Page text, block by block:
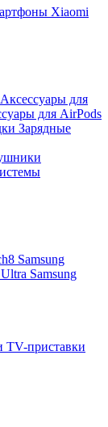
Xiaomi
Аксессуары для
для AirPods
Зарядные
Samsung
Samsung
TV-приставки